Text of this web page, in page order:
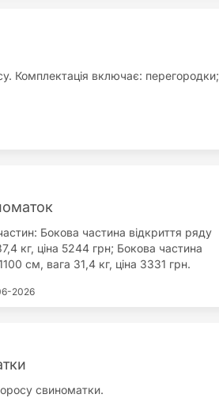
Комплектація включає: перегородки;
Бокова частина відкриття ряду
кг, ціна 5244 грн; Бокова частина
см, вага 31,4 кг, ціна 3331 грн.
має антикорозійне покриття методом
годування свиноматок. За
укомплектований: індивідуальною
утримання. Над годівницею
отвору якого становить 22,5
2026
свиноматки.